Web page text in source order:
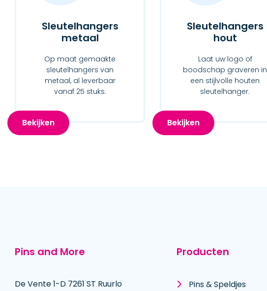
Sleutelhangers
metaal
Op maat gemaakte
sleutelhangers van
metaal, al leverbaar
vanaf 25 stuks.
Bekijken
Sleutelhangers
hout
Laat uw logo of
boodschap graveren in
een stijlvolle houten
sleutelhanger.
Bekijken
Pins and More
De Vente 1-D 7261 ST Ruurlo
Producten
Pins & Speldjes